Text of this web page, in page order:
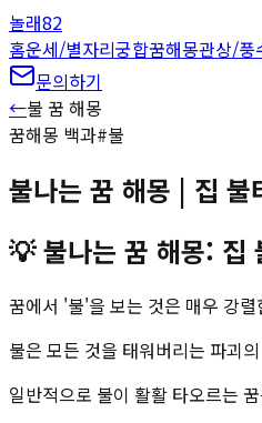
놀래82
홈운세/별자리궁합꿈해몽관상/풍
문의하기
←불 꿈 해몽
꿈해몽 백과#불
불나는 꿈 해몽 | 집
💡불나는 꿈 해몽: 집
꿈에서 '불'을 보는 것은 매우 강
불은 모든 것을 태워버리는 파괴
일반적으로 불이 활활 타오르는